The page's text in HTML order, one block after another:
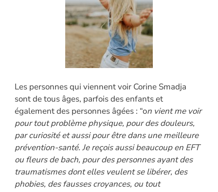
Les personnes qui viennent voir Corine Smadja
sont de tous âges, parfois des enfants et
également des personnes âgées : “on vient me voir
pour tout problème physique, pour des douleurs,
par curiosité et aussi pour être dans une meilleure
prévention-santé. Je reçois aussi beaucoup en EFT
ou fleurs de bach, pour des personnes ayant des
traumatismes dont elles veulent se libérer, des
phobies, des fausses croyances, ou tout